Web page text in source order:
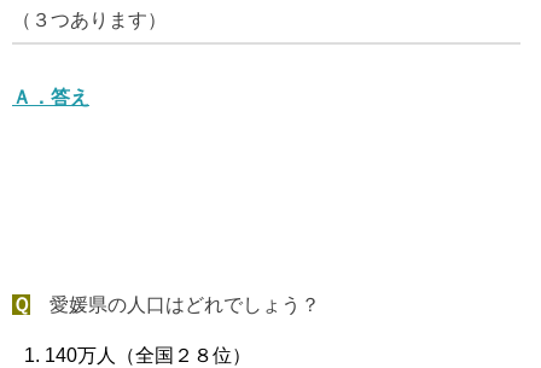
（３つあります）
Ａ． 答え
Ｑ 愛媛県の人口はどれでしょう？
140万人（全国２８位）